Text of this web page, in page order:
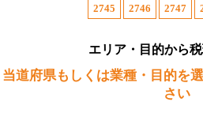
2745 2746 2747
エリア・目的から
当道府県もしくは業種・目的を
さい